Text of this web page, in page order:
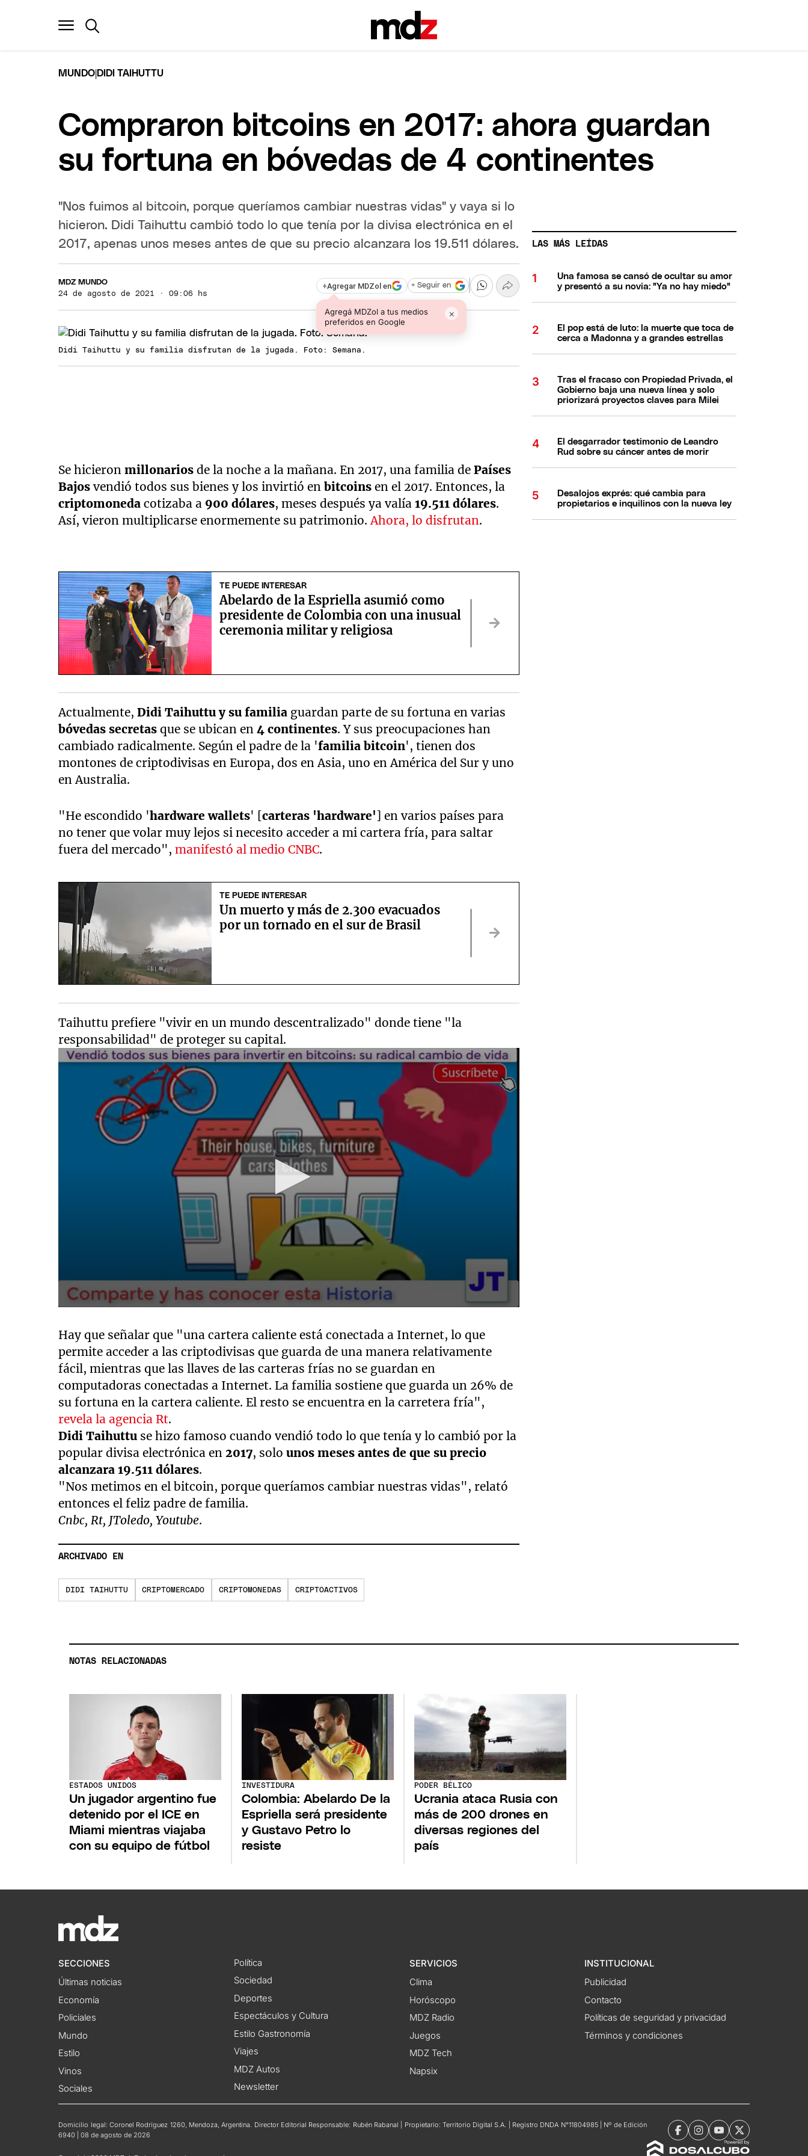
MUNDO DIDI TAIHUTTU
Compraron bitcoins en 2017: ahora guardan
su fortuna en bóvedas de 4 continentes
"Nos fuimos al bitcoin, porque queríamos cambiar nuestras vidas" y vaya si lo
hicieron. Didi Taihuttu cambió todo lo que tenía por la divisa electrónica en el
2017, apenas unos meses antes de que su precio alcanzara los 19.511 dólares.
MDZ MUNDO
24 de agosto de 2021 · 09:06 hs
+Agregar MDZol en
Agregá MDZol a tus medios
preferidos en Google
×
+ Seguir en
Didi Taihuttu y su familia disfrutan de la jugada. Foto: Semana.
Se hicieronmillonariosde la noche a la mañana. En 2017, una familia dePaíses
Bajosvendió todos sus bienes y los invirtió enbitcoinsen el 2017. Entonces, la
criptomonedacotizaba a 900 dólares, meses después ya valía19.511 dólares.
Así, vieron multiplicarse enormemente su patrimonio.Ahora, lo disfrutan.
TE PUEDE INTERESAR
Abelardo de la Espriella asumió como
presidente de Colombia con una inusual
ceremonia militar y religiosa
Actualmente,Didi Taihuttu y su familia guardan parte de su fortuna en varias
bóvedas secretasque se ubican en4 continentes. Y sus preocupaciones han
cambiado radicalmente. Según el padre de la 'familia bitcoin', tienen dos
montones de criptodivisas en Europa, dos en Asia, uno en América del Sur y uno
en Australia.
"He escondido 'hardware wallets' [carteras 'hardware'] en varios países para
no tener que volar muy lejos si necesito acceder a mi cartera fría, para saltar
fuera del mercado",manifestó al medio CNBC.
TE PUEDE INTERESAR
Un muerto y más de 2.300 evacuados
por un tornado en el sur de Brasil
Taihuttu prefiere "vivir en un mundo descentralizado" donde tiene "la
responsabilidad" de proteger su capital.
of
3
minutes,
37
secondsVolume
Hay que señalar que "una cartera caliente está conectada a Internet, lo que
permite acceder a las criptodivisas que guarda de una manera relativamente
fácil, mientras que las llaves de las carteras frías no se guardan en
computadoras conectadas a Internet. La familia sostiene que guarda un 26% de
su fortuna en la cartera caliente. El resto se encuentra en la carretera fría",
revela la agencia Rt.
Didi Taihuttu se hizo famoso cuando vendió todo lo que tenía y lo cambió por la
popular divisa electrónica en2017, solounos meses antes de que su precio
alcanzara 19.511 dólares.
"Nos metimos en el bitcoin, porque queríamos cambiar nuestras vidas", relató
entonces el feliz padre de familia.
Cnbc, Rt, JToledo, Youtube.
ARCHIVADO EN
DIDI TAIHUTTU CRIPTOMERCADO CRIPTOMONEDAS CRIPTOACTIVOS
LAS MÁS LEÍDAS
Una famosa se cansó de ocultar su amor
y presentó a su novia: "Ya no hay miedo"
El pop está de luto: la muerte que toca de
cerca a Madonna y a grandes estrellas
Tras el fracaso con Propiedad Privada, el
Gobierno baja una nueva línea y solo
priorizará proyectos claves para Milei
El desgarrador testimonio de Leandro
Rud sobre su cáncer antes de morir
Desalojos exprés: qué cambia para
propietarios e inquilinos con la nueva ley
NOTAS RELACIONADAS
ESTADOS UNIDOS
Un jugador argentino fue
detenido por el ICE en
Miami mientras viajaba
con su equipo de fútbol
INVESTIDURA
Colombia: Abelardo De la
Espriella será presidente
y Gustavo Petro lo
resiste
PODER BÉLICO
Ucrania ataca Rusia con
más de 200 drones en
diversas regiones del
país
SECCIONES
Últimas noticias
Economía
Policiales
Mundo
Estilo
Vinos
Sociales
Política
Sociedad
Deportes
Espectáculos y Cultura
Estilo Gastronomía
Viajes
MDZ Autos
Newsletter
SERVICIOS
Clima
Horóscopo
MDZ Radio
Juegos
MDZ Tech
Napsix
INSTITUCIONAL
Publicidad
Contacto
Políticas de seguridad y privacidad
Términos y condiciones
Domicilio legal: Coronel Rodríguez 1260, Mendoza, Argentina. Director Editorial Responsable: Rubén Rabanal | Propietario: Territorio Digital S.A. | Registro DNDA N°11804985 | Nº de Edición
6940 | 08 de agosto de 2026